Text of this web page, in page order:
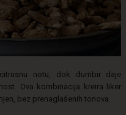
notu, dok đumbir daje
Ova kombinacija kreira liker
bez prenaglašenih tonova.